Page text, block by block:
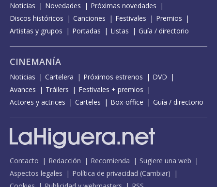
Noticias Novedades
Próximas novedades
Discos históricos
Canciones Festivales
Premios
Artistas y grupos
Portadas Listas Guía / directorio
CINEMANÍA
Noticias Cartelera Próximos estrenos
DVD
Avances
Tráilers
Festivales + premios
Actores y actrices
Carteles Box-office Guía / directorio
Contacto Redacción Recomienda
Sugiere una web
Aspectos legales
Política de privacidad (Cambiar)